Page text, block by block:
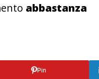
abbastanza
Pin